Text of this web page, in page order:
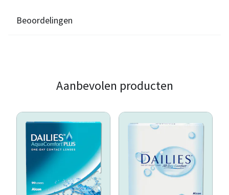
Beoordelingen
Aanbevolen producten